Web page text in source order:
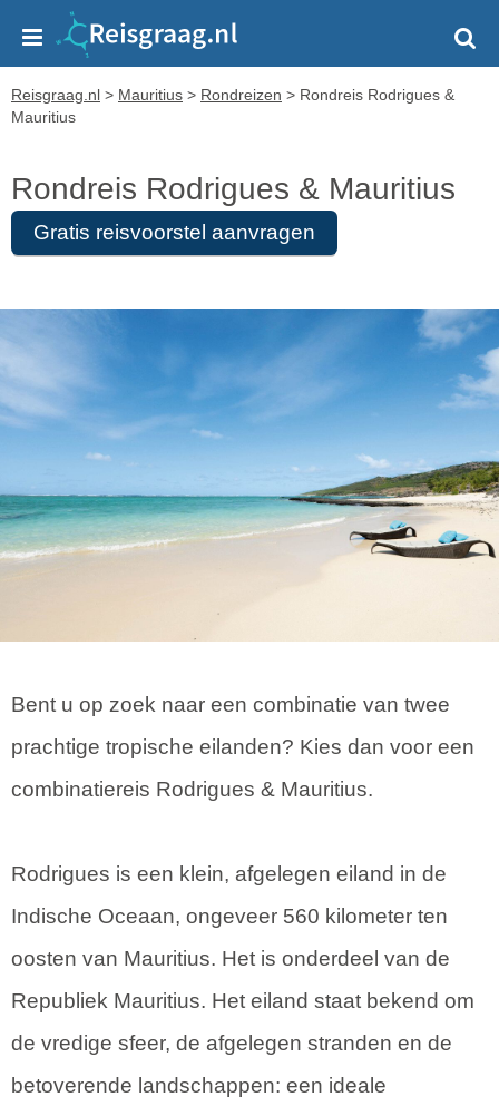
Reisgraag.nl > Mauritius > Rondreizen > Rondreis Rodrigues &
Mauritius
Rondreis Rodrigues & Mauritius
Gratis reisvoorstel aanvragen
Bent u op zoek naar een combinatie van twee
prachtige tropische eilanden? Kies dan voor een
combinatiereis Rodrigues & Mauritius.
Rodrigues is een klein, afgelegen eiland in de
Indische Oceaan, ongeveer 560 kilometer ten
oosten van Mauritius. Het is onderdeel van de
Republiek Mauritius. Het eiland staat bekend om
de vredige sfeer, de afgelegen stranden en de
betoverende landschappen: een ideale